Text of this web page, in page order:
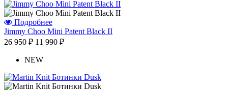
Подробнее
Jimmy Choo Mini Patent Black II
26 950 ₽ 11 990 ₽
NEW